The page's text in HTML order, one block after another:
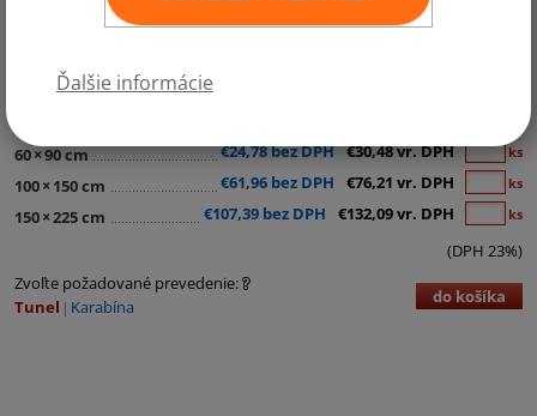
Ďalšie informácie
Kategórie:
60×90 cm €24,78 bez DPH €30,48 vr. DPH ks
100× 150 cm €61,96 bez DPH €76,21 vr. DPH ks
150×225 cm €107,39 bez DPH €132,09 vr. DPH ks
(DPH 23%)
Zvoľte požadované prevedenie:
Tunel
Karabína do košíka